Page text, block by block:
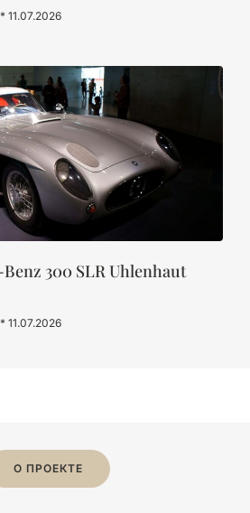
11.07.2026
300 SLR Uhlenhaut
11.07.2026
О ПРОЕКТЕ